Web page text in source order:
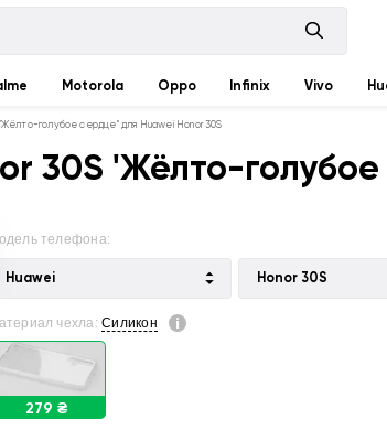
Motorola Oppo Infinix Vivo
"Жёлто-голубое сердце" для Huawei Honor 30S
30S 'Жёлто-
телефона:
Huawei Honor 30S
чехла:Силикон
279 ₴